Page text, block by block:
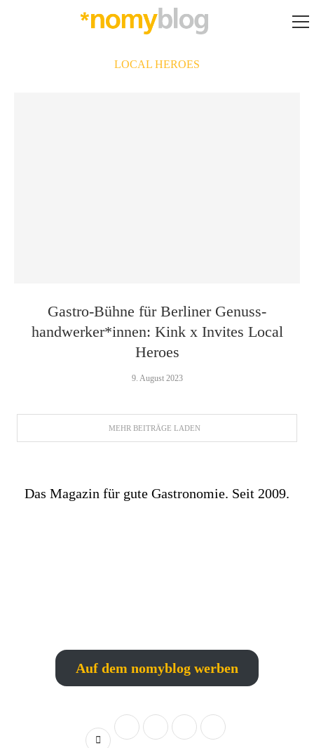
LOCAL HEROES
Gastro-Bühne für Berliner Genuss­
handwerker*innen: Kink x Invites Local
Heroes
9. August 2023
MEHR BEITRÄGE LADEN
Das Magazin für gute Gastronomie. Seit 2009.
Auf dem nomyblog werben